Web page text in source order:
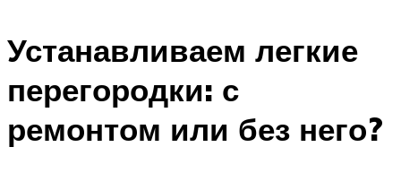
Устанавливаем легкие
перегородки: с
ремонтом или без него?